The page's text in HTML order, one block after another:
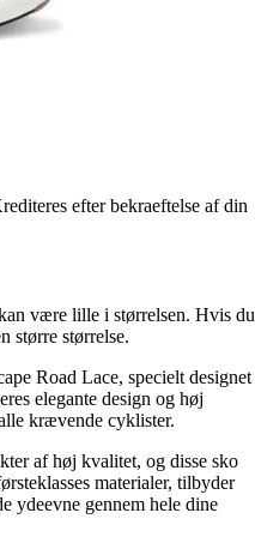
efter bekraeftelse af din
være lille i størrelsen. Hvis du
større størrelse.
Road Lace, specielt designet
elegante design og høj
krævende cyklister.
af høj kvalitet, og disse sko
materialer, tilbyder
ydeevne gennem hele dine